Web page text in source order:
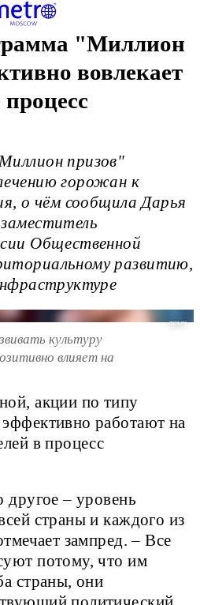
"Миллион
вовлекает
призов"
горожан к
о чём сообщила Дарья
Общественной
развитию,
mos.ru
культуру
влияет на
акции по типу
работают на
в процесс
– уровень
страны и каждого из
зампред. – Все
потому, что им
страны, они